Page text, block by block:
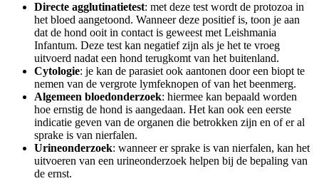
Directe agglutinatietest: met deze test wordt de protozoa in
het bloed aangetoond. Wanneer deze positief is, toon je aan
dat de hond ooit in contact is geweest met Leishmania
Infantum. Deze test kan negatief zijn als je het te vroeg
uitvoerd nadat een hond terugkomt van het buitenland.
Cytologie: je kan de parasiet ook aantonen door een biopt te
nemen van de vergrote lymfeknopen of van het beenmerg.
Algemeen bloedonderzoek: hiermee kan bepaald worden
hoe ernstig de hond is aangedaan. Het kan ook een eerste
indicatie geven van de organen die betrokken zijn en of er al
sprake is van nierfalen.
Urineonderzoek: wanneer er sprake is van nierfalen, kan het
uitvoeren van een urineonderzoek helpen bij de bepaling van
de ernst.